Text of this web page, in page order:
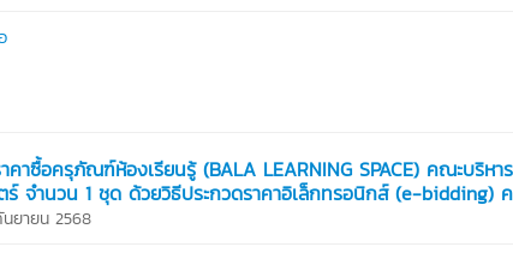
คาซื้อครุภัณฑ์ห้องเรียนรู้ (BALA LEARNING SPACE) คณะบริหา
ร์ จำนวน 1 ชุด ด้วยวิธีประกวดราคาอิเล็กทรอนิกส์ (e-bidding)
ยายน 2568